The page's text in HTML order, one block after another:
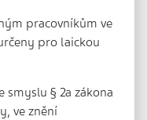
svou daň
pracovníkům ve
pro laickou
smyslu § 2a zákona
ve znění